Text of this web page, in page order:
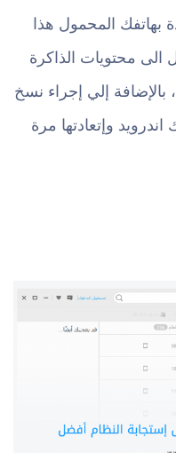
بهاتفك المحمول هذا
الى محتويات الذاكرة
بالإضافة إلي إجراء نسخ
وإتعادتها مرة